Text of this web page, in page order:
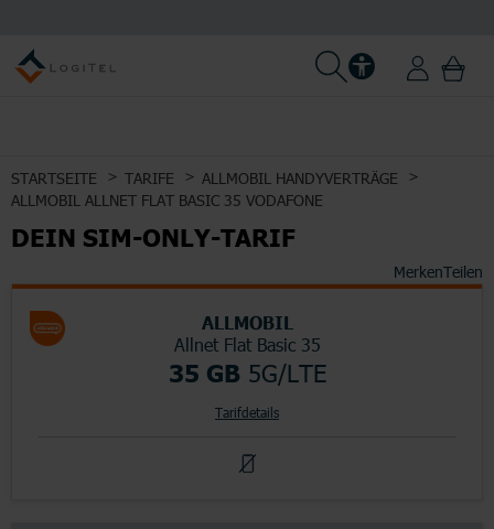
STARTSEITE TARIFE
ALLMOBIL HANDYVERTRÄGE
ALLMOBIL ALLNET FLAT BASIC 35 VODAFONE
DEIN SIM-ONLY-TARIF
MerkenTeilen
ALLMOBIL
Allnet Flat Basic 35
35 GB5G/LTE
Tarifdetails